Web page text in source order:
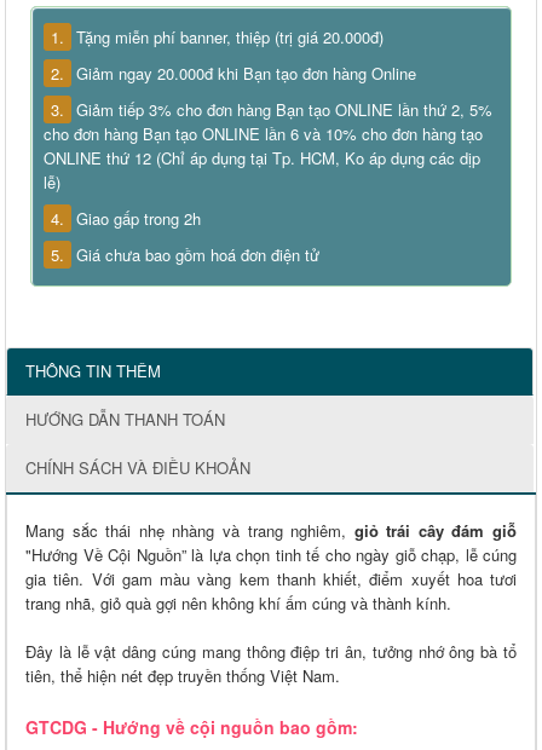
1. Tặng miễn phí banner, thiệp (trị giá 20.000đ)
2. Giảm ngay 20.000đ khi Bạn tạo đơn hàng Online
3. Giảm tiếp 3% cho đơn hàng Bạn tạo ONLINE lần thứ 2, 5%
cho đơn hàng Bạn tạo ONLINE lần 6 và 10% cho đơn hàng tạo
ONLINE thứ 12 (Chỉ áp dụng tại Tp. HCM, Ko áp dụng các dịp
lễ)
4. Giao gấp trong 2h
5. Giá chưa bao gồm hoá đơn điện tử
THÔNG TIN THÊM
HƯỚNG DẪN THANH TOÁN
CHÍNH SÁCH VÀ ĐIỀU KHOẢN
Mang sắc thái nhẹ nhàng và trang nghiêm, giỏ trái cây đám giỗ
"Hướng Về Cội Nguồn” là lựa chọn tinh tế cho ngày giỗ chạp, lễ cúng
gia tiên. Với gam màu vàng kem thanh khiết, điểm xuyết hoa tươi
trang nhã, giỏ quà gợi nên không khí ấm cúng và thành kính.
Đây là lễ vật dâng cúng mang thông điệp tri ân, tưởng nhớ ông bà tổ
tiên, thể hiện nét đẹp truyền thống Việt Nam.
GTCDG - Hướng về cội nguồn bao gồm: